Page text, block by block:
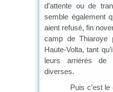
d’attente ou de
semble également
aient refusé, fin
camp de Thiaroye
Haute-Volta, tant
leurs arriérés
diverses.
Puis c’est le